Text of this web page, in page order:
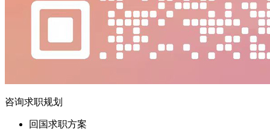
咨询求职规划
回国求职方案